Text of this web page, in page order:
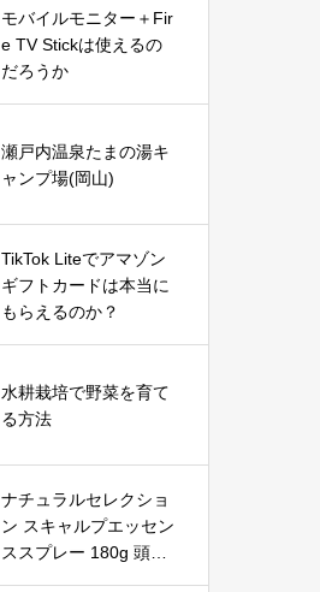
モバイルモニター＋Fir
e TV Stickは使えるの
だろうか
瀬戸内温泉たまの湯キ
ャンプ場(岡山)
TikTok Liteでアマゾン
ギフトカードは本当に
もらえるのか？
水耕栽培で野菜を育て
る方法
ナチュラルセレクショ
ン スキャルプエッセン
ススプレー 180g 頭皮